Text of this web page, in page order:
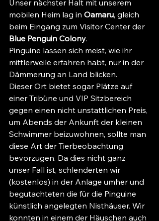
Unser nächster Halt mit unserem
mobilen Heim lag in Oamaru, gleich
beim Eingang zum Visitor Center der
Blue Penguin Colony.
Pinguine lassen sich meist, wie ihr
mittlerweile erfahren habt, nur in der
Dämmerung an Land blicken.
Dieser Ort bietet sogar Plätze auf
einer Tribüne und VIP Sitzbereich
gegen einen nicht unstattlichen Preis,
um Abends der Ankunft der kleinen
Schwimmer beizuwohnen, sollte man
diese Art der Tierbeobachtung
bevorzugen. Da dies nicht ganz
unser Fall ist, schlenderten wir
(kostenlos) in der Anlage umher und
begutachteten die für die Pinguine
künstlich angelegten Nisthäuser. Wir
konnten in einem der Häuschen auch